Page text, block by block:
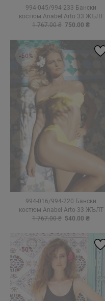
994-045/994-233 Бански
костюм Anabel Arto 33 ЖЪЛТ
1 767.00 ₴ 750.00 ₴
994-016/994-220 Бански
костюм Anabel Arto 33 ЖЪЛТ
1 767.00 ₴ 540.00 ₴
-50%
-50%